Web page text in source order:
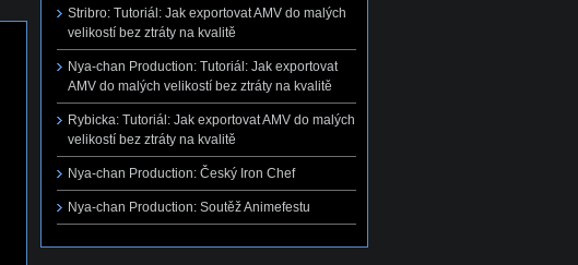
Stribro: Tutoriál: Jak exportovat AMV do malých
velikostí bez ztráty na kvalitě
Nya-chan Production: Tutoriál: Jak exportovat
AMV do malých velikostí bez ztráty na kvalitě
Rybicka: Tutoriál: Jak exportovat AMV do malých
velikostí bez ztráty na kvalitě
Nya-chan Production: Český Iron Chef
Nya-chan Production: Soutěž Animefestu